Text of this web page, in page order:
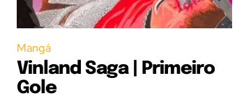
Mangá
Vinland Saga | Primeiro
Gole